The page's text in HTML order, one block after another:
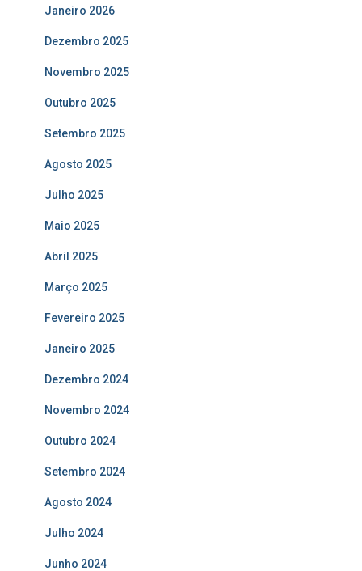
Janeiro 2026
Dezembro 2025
Novembro 2025
Outubro 2025
Setembro 2025
Agosto 2025
Julho 2025
Maio 2025
Abril 2025
Março 2025
Fevereiro 2025
Janeiro 2025
Dezembro 2024
Novembro 2024
Outubro 2024
Setembro 2024
Agosto 2024
Julho 2024
Junho 2024